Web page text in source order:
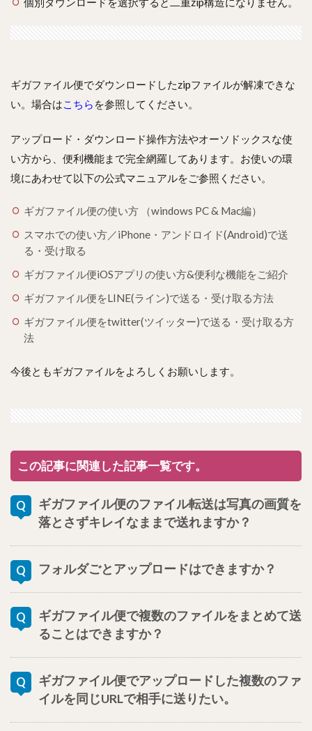
ギガファイル便でダウンロードしたzipファイルが解凍できな
い。場合はこちら を参照してください。
アップロード・ダウンロード操作方法やオーソドックスな使
い方から、便利機能まで完全網羅してあります。お使いの環
境にあわせて以下の公式マニュアルをご参照ください。
ギガファイル便の使い方 （windows PC & Mac編）
スマホでの使い方／iPhone・アンドロイド(Android)で送
る・受け取る
ギガファイル便iOSアプリの使い方&便利な機能をご紹介
ギガファイル便をLINE(ライン)で送る・受け取る方法
ギガファイル便をtwitter(ツイッター)で送る・受け取る方
法
今後ともギガファイルをよろしくお願いします。
この記事に関連した記事一覧です。
ギガファイル便のファイル転送は写真の画質を
落とさずキレイなままで送れますか？
フォルダごとアップロードはできますか？
ギガファイル便で複数のファイルをまとめて送
ることはできますか？
ギガファイル便でアップロードした複数のファ
イルを同じURLで相手に送りたい。